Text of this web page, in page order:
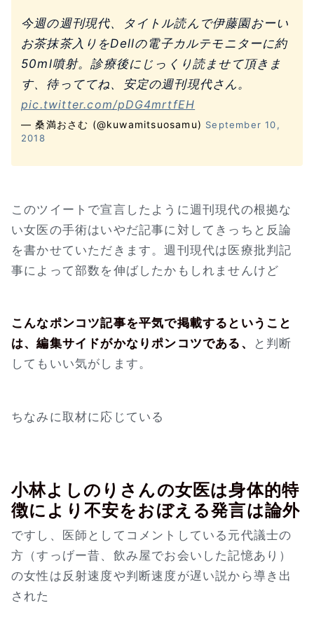
今週の週刊現代、タイトル読んで伊藤園おーい
お茶抹茶入りをDellの電子カルテモニターに約
50ml噴射。診療後にじっくり読ませて頂きま
す、待っててね、安定の週刊現代さん。
pic.twitter.com/pDG4mrtfEH
— 桑満おさむ (@kuwamitsuosamu) September 10,
2018
このツイートで宣言したように週刊現代の根拠な
い女医の手術はいやだ記事に対してきっちと反論
を書かせていただきます。週刊現代は医療批判記
事によって部数を伸ばしたかもしれませんけど
こんなポンコツ記事を平気で掲載するということ
は、編集サイドがかなりポンコツである、
と判断
してもいい気がします。
ちなみに取材に応じている
小林よしのりさんの女医は身体的特
徴により不安をおぼえる発言は論外
ですし、医師としてコメントしている元代議士の
方（すっげー昔、飲み屋でお会いした記憶あり）
の女性は反射速度や判断速度が遅い説から導き出
された